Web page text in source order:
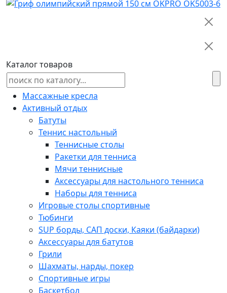
Каталог товаров
Массажные кресла
Активный отдых
Батуты
Теннис настольный
Теннисные столы
Ракетки для тенниса
Мячи теннисные
Аксессуары для настольного тенниса
Наборы для тенниса
Игровые столы спортивные
Тюбинги
SUP борды, САП доски, Каяки (байдарки)
Аксессуары для батутов
Грили
Шахматы, нарды, покер
Спортивные игры
Баскетбол